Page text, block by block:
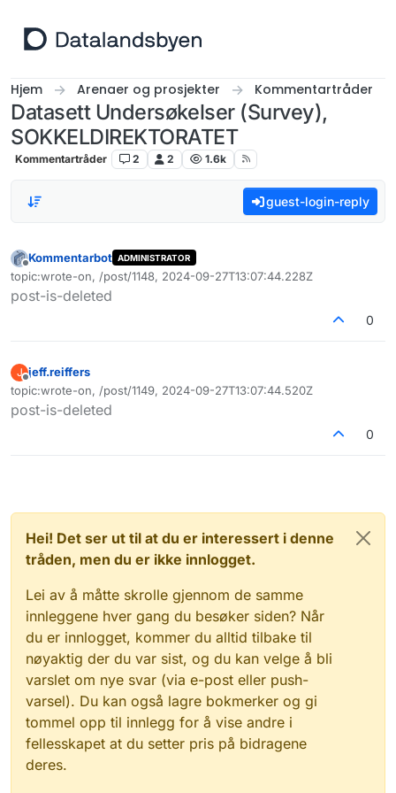
Hjem Arenaer og prosjekter Kommentartråder
Datasett Undersøkelser (Survey),
SOKKELDIREKTORATET
Kommentartråder 2 2 1.6k
guest-login-reply
Frakoblet
Kommentarbot ADMINISTRATOR
topic:wrote-on, /post/1148, 2024-09-27T13:07:44.228Z
Sist endret av
post-is-deleted
0
J
Frakoblet
jeff.reiffers
topic:wrote-on, /post/1149, 2024-09-27T13:07:44.520Z
Sist endret av
post-is-deleted
0
Hei! Det ser ut til at du er interessert i denne
tråden, men du er ikke innlogget.
Lei av å måtte skrolle gjennom de samme
innleggene hver gang du besøker siden? Når
du er innlogget, kommer du alltid tilbake til
nøyaktig der du var sist, og du kan velge å bli
varslet om nye svar (via e-post eller push-
varsel). Du kan også lagre bokmerker og gi
tommel opp til innlegg for å vise andre i
fellesskapet at du setter pris på bidragene
deres.